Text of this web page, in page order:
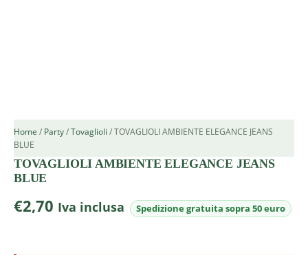
Home / Party/Tovaglioli / TOVAGLIOLI AMBIENTE ELEGANCE JEANS
BLUE
TOVAGLIOLI AMBIENTE ELEGANCE JEANS
BLUE
€2,70 Iva inclusa